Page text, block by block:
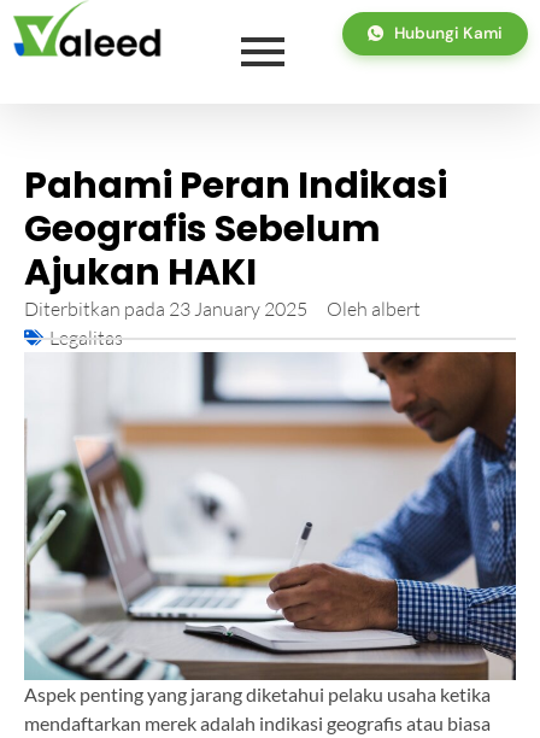
Hubungi Kami
Pahami Peran Indikasi
Geografis Sebelum
Ajukan HAKI
Diterbitkan pada 23 January 2025 Oleh albert
Legalitas
Aspek penting yang jarang diketahui pelaku usaha ketika
mendaftarkan merek adalah indikasi geografis atau biasa